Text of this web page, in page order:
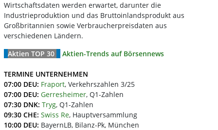
Wirtschaftsdaten werden erwartet, darunter die
Industrieproduktion und das Bruttoinlandsprodukt aus
Großbritannien sowie Verbraucherpreisdaten aus
verschiedenen Ländern.
Aktien TOP 30
Aktien-Trends auf Börsennews
TERMINE UNTERNEHMEN
07:00 DEU: Fraport, Verkehrszahlen 3/25
07:00 DEU: Gerresheimer, Q1-Zahlen
07:30 DNK: Tryg, Q1-Zahlen
09:30 CHE: Swiss Re, Hauptversammlung
10:00 DEU: BayernLB, Bilanz-Pk, München